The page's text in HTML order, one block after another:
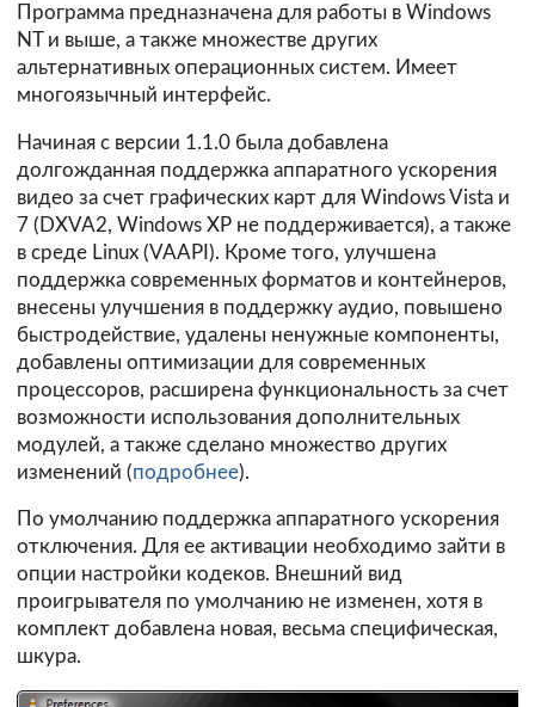
Программа предназначена для работы в Windows
NT и выше, а также множестве других
альтернативных операционных систем. Имеет
многоязычный интерфейс.
Начиная с версии 1.1.0 была добавлена
долгожданная поддержка аппаратного ускорения
видео за счет графических карт для Windows Vista и
7 (DXVA2, Windows XP не поддерживается), а также
в среде Linux (VAAPI). Кроме того, улучшена
поддержка современных форматов и контейнеров,
внесены улучшения в поддержку аудио, повышено
быстродействие, удалены ненужные компоненты,
добавлены оптимизации для современных
процессоров, расширена функциональность за счет
возможности использования дополнительных
модулей, а также сделано множество других
изменений (подробнее).
По умолчанию поддержка аппаратного ускорения
отключения. Для ее активации необходимо зайти в
опции настройки кодеков. Внешний вид
проигрывателя по умолчанию не изменен, хотя в
комплект добавлена новая, весьма специфическая,
шкура.